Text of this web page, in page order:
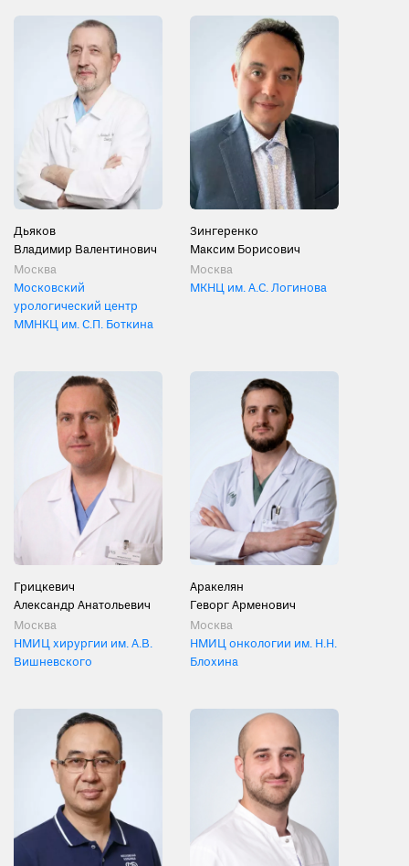
Дьяков
Владимир Валентинович
Москва
Московский
урологический центр
ММНКЦ им. С.П. Боткина
Зингеренко
Максим Борисович
Москва
МКНЦ им. А.С. Логинова
Грицкевич
Александр Анатольевич
Москва
НМИЦ хирургии им. А.В.
Вишневского
Аракелян
Геворг Арменович
Москва
НМИЦ онкологии им. Н.Н.
Блохина